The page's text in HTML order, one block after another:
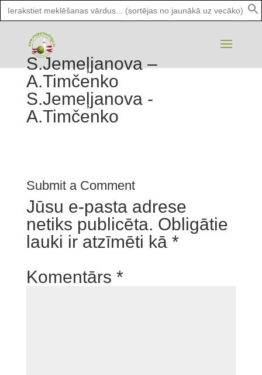
Search
for:
S.Jemeļjanova –
A.Timčenko
S.Jemeļjanova -
A.Timčenko
Submit a Comment
Jūsu e-pasta adrese
netiks publicēta. Obligātie
lauki ir atzīmēti kā *
Komentārs *